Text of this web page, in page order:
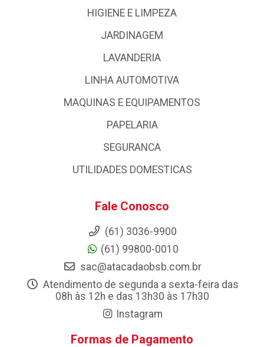
HIGIENE E LIMPEZA
JARDINAGEM
LAVANDERIA
LINHA AUTOMOTIVA
MAQUINAS E EQUIPAMENTOS
PAPELARIA
SEGURANCA
UTILIDADES DOMESTICAS
Fale Conosco
(61) 3036-9900
(61) 99800-0010
sac@atacadaobsb.com.br
Atendimento de segunda a sexta-feira das
08h às 12h e das 13h30 às 17h30
Instagram
Formas de Pagamento